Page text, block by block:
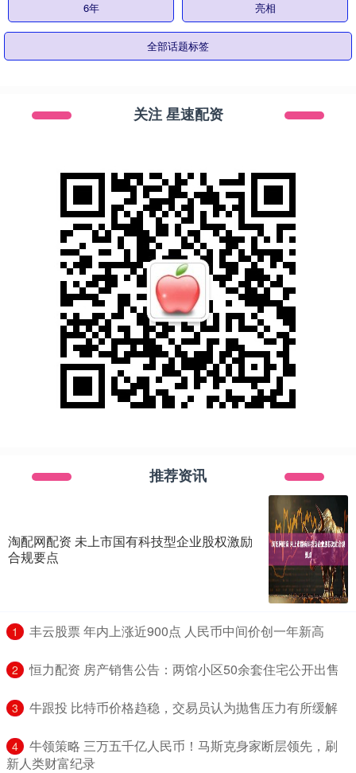
6年 亮相
全部话题标签
关注 星速配资
推荐资讯
淘配网配资 未上市国有科技型企业股权激励
合规要点
1 ​丰云股票 年内上涨近900点 人民币中间价创一年新高
2 ​恒力配资 房产销售公告：两馆小区50余套住宅公开出售
3 ​牛跟投 比特币价格趋稳，交易员认为抛售压力有所缓解
4
​牛领策略 三万五千亿人民币！马斯克身家断层领先，刷
新人类财富纪录